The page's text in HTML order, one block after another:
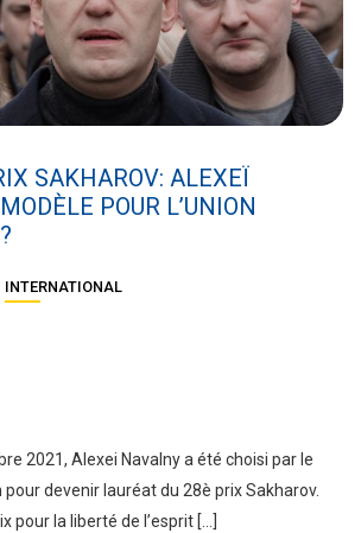
SAKHAROV: ALEXEÏ
POUR L’UNION
INTERNATIONAL
2021, Alexei Navalny a été choisi par le
devenir lauréat du 28è prix Sakharov.
pour la liberté de l’esprit […]